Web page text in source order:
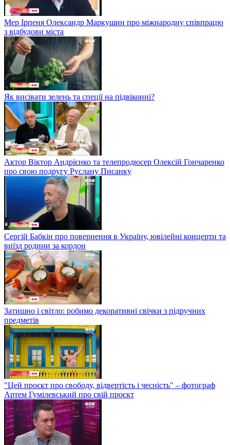
Мер Ірпеня Олександр Маркушин про міжнародну співпрацю
з відбудови міста
Як висівати зелень та спеції на підвіконні?
Актор Віктор Андрієнко та телепродюсер Олексій Гончаренко
про свою подругу Руслану Писанку
Сергій Бабкін про повернення в Україну, ювілейні концерти та
виїзд родини за кордон
Затишно і світло: робимо декоративні свічки з підручних
предметів
"Цей проєкт про свободу, відвертість і чесність" – фотограф
Артем Гумілевський про свій проєкт